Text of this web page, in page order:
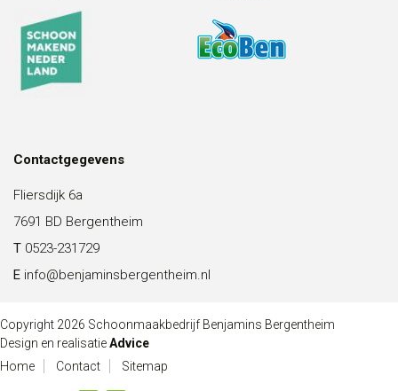
Contactgegevens
Fliersdijk 6a
7691 BD Bergentheim
T 0523-231729
E info@benjaminsbergentheim.nl
Copyright 2026 Schoonmaakbedrijf Benjamins Bergentheim
Design en realisatieAdvice
Home
Contact Sitemap